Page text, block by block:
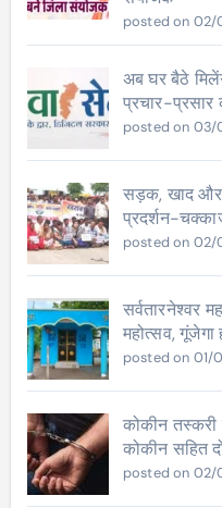
posted on
अब घर बैठे
प्रचार-प्रसार
posted on
सड़क, खाद और
प्रदर्शन-
posted on
सर्वतारनेश्वर
महोत्सव,
posted on 01/
कोकीन
कोकीन सहित
posted on